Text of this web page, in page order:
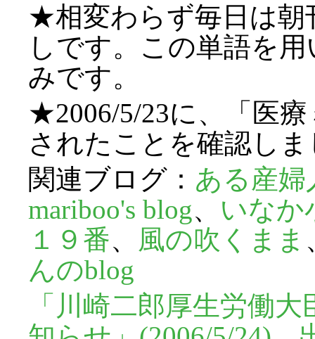
★相変わらず毎日は朝
しです。この単語を
みです。
★2006/5/23に、「医
されたことを確認し
関連ブログ： ある産
mariboo's blog、 いなか
１９番、 風の吹くまま
んのblog
「川崎二郎厚生労働